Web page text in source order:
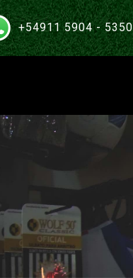
+54911 5904 - 5350